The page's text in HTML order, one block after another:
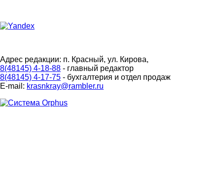
Адрес редакции: п. Красный, ул. Кирова,
8(48145) 4-18-88 - главный редактор
8(48145) 4-17-75 - бухгалтерия и отдел продаж
E-mail: krasnkray@rambler.ru